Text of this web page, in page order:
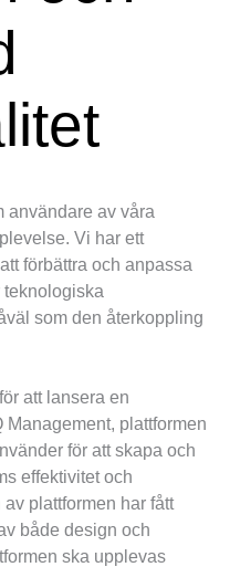
användare av våra
Vi har ett
förbättra och anpassa
teknologiska
som den återkoppling
att lansera en
plattformen
för att skapa och
effektivitet och
plattformen har fått
både design och
ska upplevas